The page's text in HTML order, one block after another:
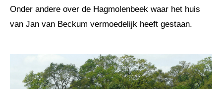
Onder andere over de Hagmolenbeek waar het huis
van Jan van Beckum vermoedelijk heeft gestaan.